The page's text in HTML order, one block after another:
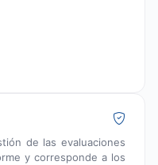
de las evaluaciones
y corresponde a los